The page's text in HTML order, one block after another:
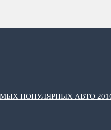
ПОПУЛЯРНЫХ АВТО